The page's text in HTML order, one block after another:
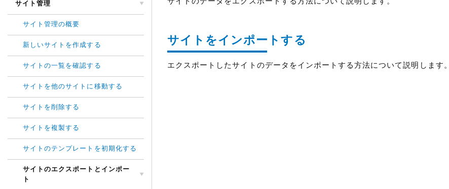
サイトをインポートする
エクスポートしたサイトのデータをインポートする方法について説明します。
サイト管理
サイト管理の概要
新しいサイトを作成する
サイトの一覧を確認する
サイトを他のサイトに移動する
サイトを削除する
サイトを複製する
サイトのテンプレートを初期化する
サイトのエクスポートとインポー
ト